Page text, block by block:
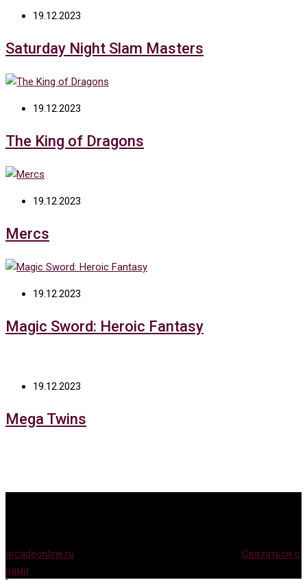
19.12.2023
Saturday Night Slam Masters
19.12.2023
The King of Dragons
19.12.2023
Mercs
19.12.2023
Magic Sword: Heroic Fantasy
19.12.2023
Mega Twins
arcadeonline.ru
Связаться с
нами